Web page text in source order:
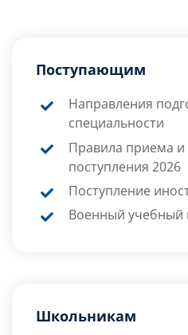
Поступающим
Направления
специальности
Правила приема и
поступления 2026
Поступление
Военный учебный
Школьникам